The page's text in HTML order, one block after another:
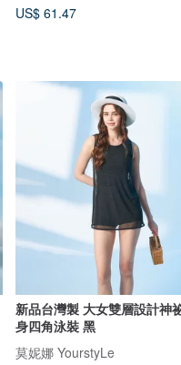
US$ 61.47
新品台灣製 大女雙層設計神
身四角泳裝 黑
莫妮娜 YourstyLe